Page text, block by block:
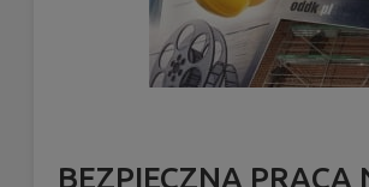
BEZPIECZNA PRACA